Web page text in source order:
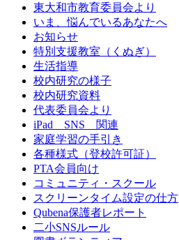
東大和市教育委員会より
いま、悩んでいるあなたへ
お知らせ
特別支援教室（くぬぎ）
生活指導
校内研究の様子
校内研究資料
代表委員会より
iPad SNS 関連
家庭学習の手引き
各種様式（登校許可証）
PTA会員向け
コミュニティ・スクール
スクリーンタイム設定の仕方
Qubena保護者レポート
二小SNSルール